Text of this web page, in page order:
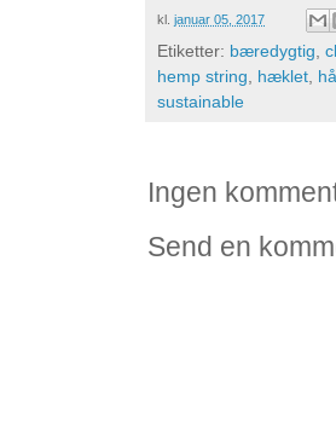
kl. januar 05, 2017
Etiketter: bæredygtig
hemp string
hæklet
sustainable
Ingen
Send en